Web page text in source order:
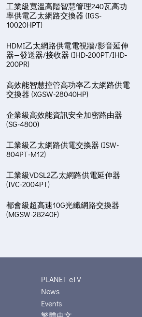
工業級寬溫高階智慧管理240瓦高功
率供電乙太網路交換器 (IGS-
10020HPT)
HDMI乙太網路供電電視牆/影音延伸
器—發送器/接收器 (IHD-200PT/IHD-
200PR)
高效能智慧控管高功率乙太網路供電
交換器 (XGSW-28040HP)
企業級高效能資訊安全加密路由器
(SG-4800)
工業級乙太網路供電交換器 (ISW-
804PT-M12)
工業級VDSL2乙太網路供電延伸器
(IVC-2004PT)
都會級超高速10G光纖網路交換器
(MGSW-28240F)
PLANET eTV
News
Events